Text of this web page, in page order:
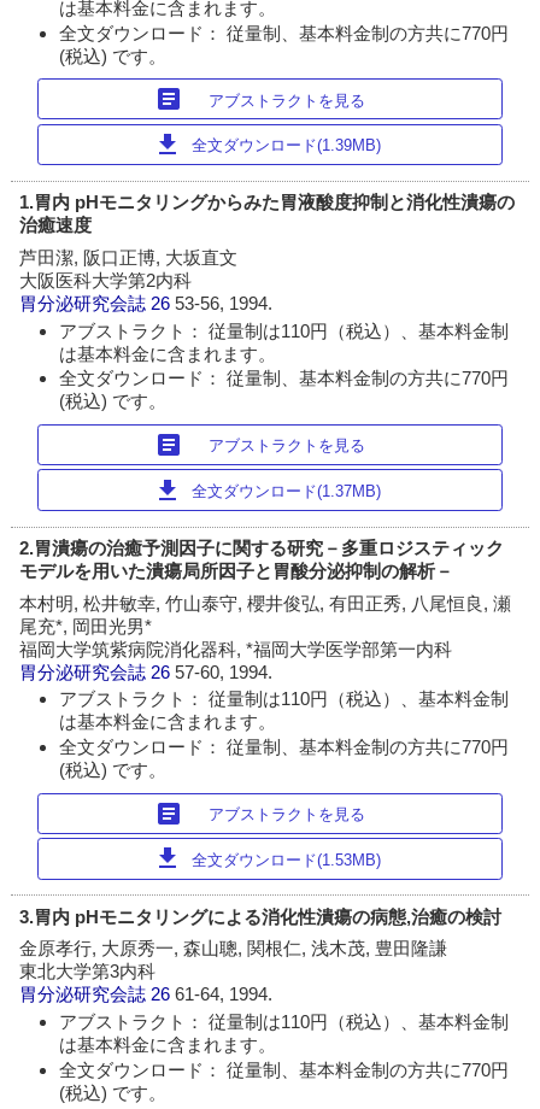
は基本料金に含まれます。
全文ダウンロード： 従量制、基本料金制の方共に770円
(税込) です。
article アブストラクトを見る
download 全文ダウンロード(1.39MB)
1.胃内 pHモニタリングからみた胃液酸度抑制と消化性潰瘍の
治癒速度
芦田潔, 阪口正博, 大坂直文
大阪医科大学第2内科
胃分泌研究会誌 2653-56, 1994.
アブストラクト： 従量制は110円（税込）、基本料金制
は基本料金に含まれます。
全文ダウンロード： 従量制、基本料金制の方共に770円
(税込) です。
article アブストラクトを見る
download 全文ダウンロード(1.37MB)
2.胃潰瘍の治癒予測因子に関する研究－多重ロジスティック
モデルを用いた潰瘍局所因子と胃酸分泌抑制の解析－
本村明, 松井敏幸, 竹山泰守, 櫻井俊弘, 有田正秀, 八尾恒良, 瀬
尾充*, 岡田光男*
福岡大学筑紫病院消化器科, *福岡大学医学部第一内科
胃分泌研究会誌 2657-60, 1994.
アブストラクト： 従量制は110円（税込）、基本料金制
は基本料金に含まれます。
全文ダウンロード： 従量制、基本料金制の方共に770円
(税込) です。
article アブストラクトを見る
download 全文ダウンロード(1.53MB)
3.胃内 pHモニタリングによる消化性潰瘍の病態,治癒の検討
金原孝行, 大原秀一, 森山聰, 関根仁, 浅木茂, 豊田隆謙
東北大学第3内科
胃分泌研究会誌 2661-64, 1994.
アブストラクト： 従量制は110円（税込）、基本料金制
は基本料金に含まれます。
全文ダウンロード： 従量制、基本料金制の方共に770円
(税込) です。